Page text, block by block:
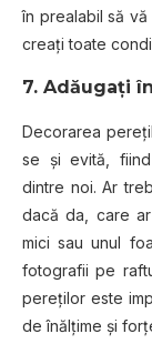
în prealabil să
creați toate
7. Adăugaţi
Decorarea
se şi evită,
dintre noi. Ar
dacă da, care
mici sau unul
fotografii pe
pereților este
de înălțime și